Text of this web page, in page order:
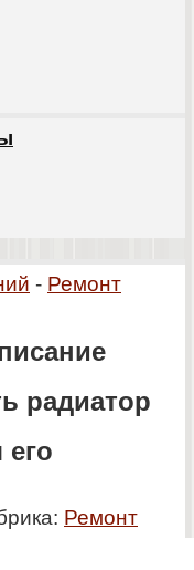
- Ремонт
радиатор
его
Ремонт